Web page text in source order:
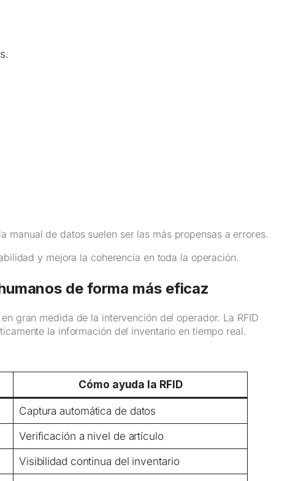
manual de datos suelen ser las más propensas a errores.
y mejora la coherencia en toda la operación.
de forma más eficaz
gran medida de la intervención del operador. La RFID
la información del inventario en tiempo real.
Cómo ayuda la RFID
Captura automática de datos
Verificación a nivel de artículo
Visibilidad continua del inventario